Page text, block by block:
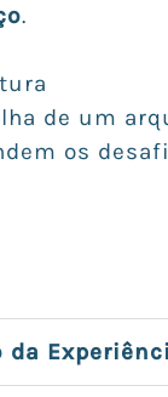
.
de um
os
da